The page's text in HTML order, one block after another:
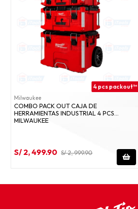
4 pcs packout™
Milwaukee
COMBO PACK OUT CAJA DE
HERRAMIENTAS INDUSTRIAL 4 PCS
MILWAUKEE
S/ 2, 499.90 S/ 2, 999.90